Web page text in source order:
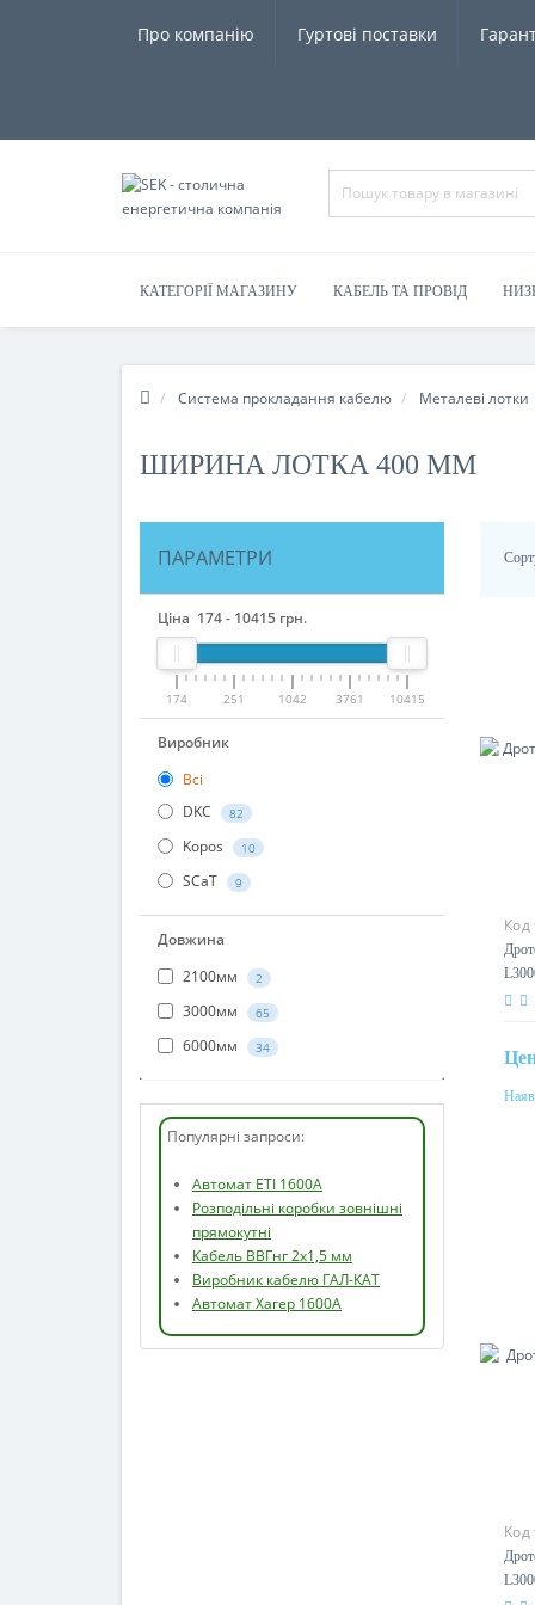
Про компанію Гуртові поставки
КАТЕГОРІЇ МАГАЗИНУ КАБЕЛЬ ТА ПРОВІД
Система прокладання кабелю Металеві лотки
ШИРИНА ЛОТКА 400 ММ
ПАРАМЕТРИ
Ціна 174- 10415 грн.
174 251 1042 3761 10415
Виробник
Всі
DKC
82
Kopos 10
SCaT 9
Довжина
2100мм
2
3000мм 65
6000мм 34
Популярні запроси:
Автомат ETI 1600А
Розподільні коробки зовнішні
прямокутні
Кабель ВВГнг 2х1,5 мм
Виробник кабелю ГАЛ-КАТ
Автомат Хагер 1600А
Код
Код